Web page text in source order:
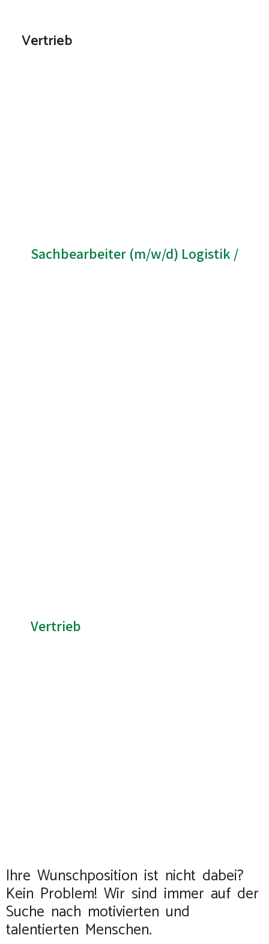
Vertrieb
Sachbearbeiter (m/w/d) Logistik /
Vertrieb
Ihre Wunschposition ist nicht dabei?
Kein Problem! Wir sind immer auf der
Suche nach motivierten und
talentierten Menschen.